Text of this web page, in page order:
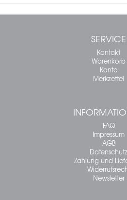
SERVICE
Kontakt
Warenkorb
Konto
Merkzettel
FAQ
Impressum
AGB
Datenschutz
Zahlung und
Newsletter